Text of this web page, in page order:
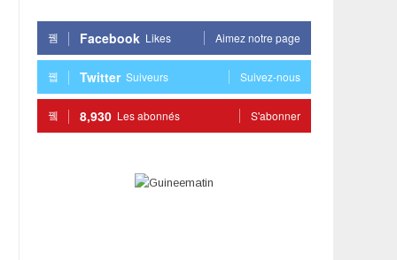
Facebook Likes Aimez notre page
Twitter Suiveurs Suivez-nous
8,930 Les abonnés S'abonner